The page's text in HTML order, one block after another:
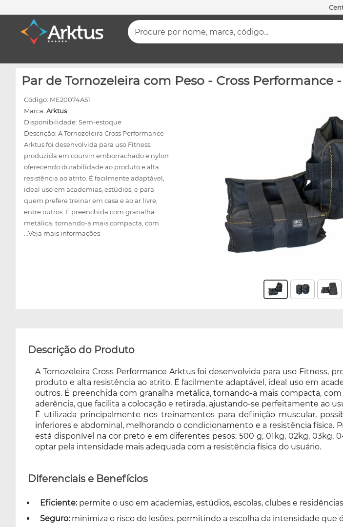
Procure por nome, marca, código...
Par de Tornozeleira com Peso - Cross Performance
Código: ME20074A51
Marca: Arktus
Disponibilidade: Sem-estoque
Descrição: A Tornozeleira Cross Performance
Arktus foi desenvolvida para uso Fitness,
produzida em courvin emborrachado e nylon
oferecendo durabilidade ao produto e alta
resistência ao atrito. É facilmente adaptável,
ideal uso em academias, estúdios, e para
quem prefere treinar em casa e ao ar livre,
entre outros. É preenchida com granalha
metálica, tornando-a mais compacta, com
pesos variados, e conta com o fechamento
diariamente. Vendida em pares, e está
disponível na cor preto e em diferentes pesos:
500 g, 01kg, 02kg, 03kg, 04kg, 05kg e 8kg,
para escolher no momento da compra,
possibilitando optar pela intensidade mais
adequada com a resistência física do usuário.
...Veja mais informações
Descrição do Produto
A Tornozeleira Cross Performance Arktus foi desenvolvida para uso Fitness,
produto e alta resistência ao atrito. É facilmente adaptável, ideal uso em
outros. É preenchida com granalha metálica, tornando-a mais compacta,
aderência, que facilita a colocação e retirada, ajustando-se perfeitamente ao
É utilizada principalmente nos treinamentos para definição muscular,
inferiores e abdominal, melhorando o condicionamento e a resistência física.
está disponível na cor preto e em diferentes pesos: 500 g, 01kg, 02kg,
optar pela intensidade mais adequada com a resistência física do usuário.
Diferenciais e Benefícios
Eficiente:permite o uso em academias, estúdios, escolas, clubes e
Seguro:minimiza o risco de lesões, permitindo a escolha da intensidade que